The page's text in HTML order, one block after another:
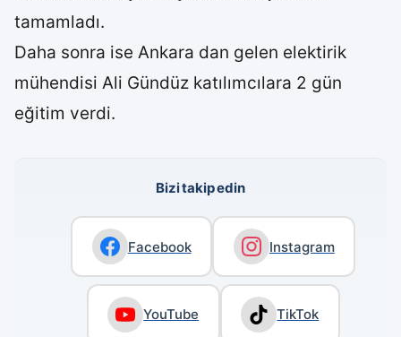
tamamladı.
Daha sonra ise Ankara dan gelen elektirik
mühendisi Ali Gündüz katılımcılara 2 gün
eğitim verdi.
Bizi takip edin
Facebook Instagram
YouTube TikTok